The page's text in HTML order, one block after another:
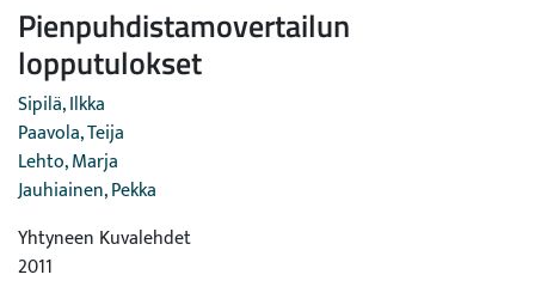
Pienpuhdistamovertailun
lopputulokset
Sipilä, Ilkka
Paavola, Teija
Lehto, Marja
Jauhiainen, Pekka
Yhtyneen Kuvalehdet
2011